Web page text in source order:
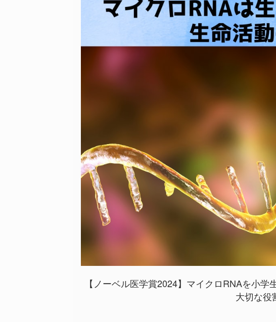
【ノーベル医学賞2024】マイクロRNAを小
大切な役